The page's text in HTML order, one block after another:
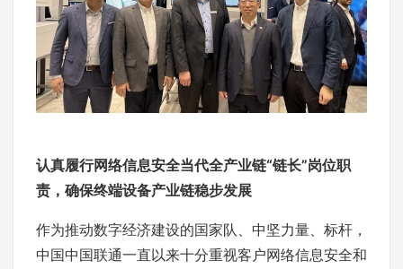
认真履行网络信息安全当代全产业链“链长”岗位职
责，确保终端设备产业链稳步发展
作为推动数字经济建设的国家队、中坚力量、标杆，
中国中国联通一直以来十分重视客户网络信息安全和